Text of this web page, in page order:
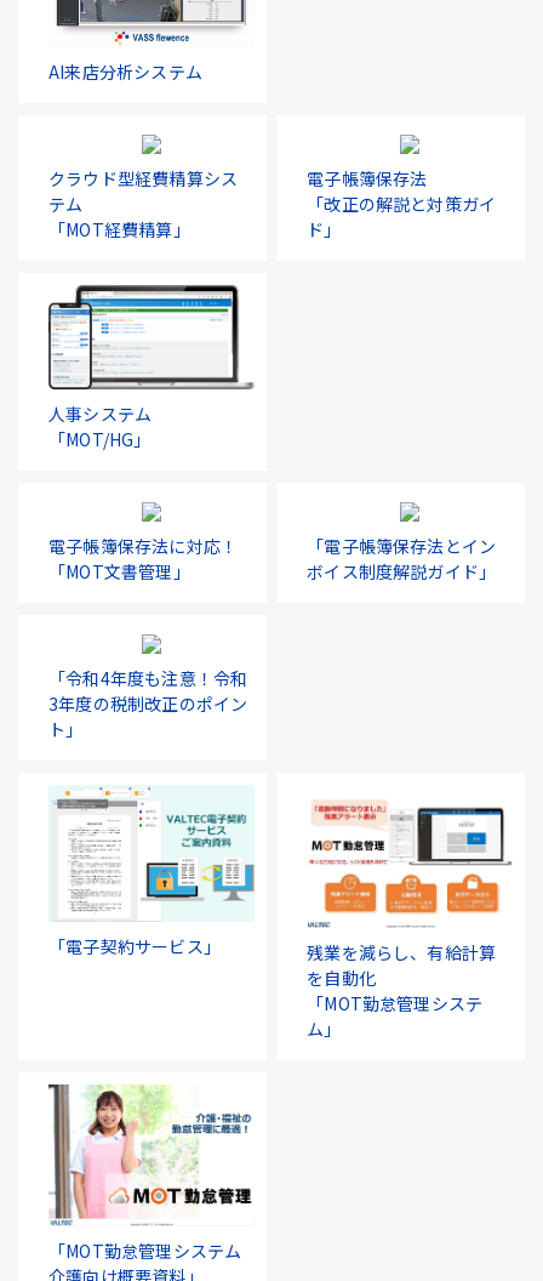
AI来店分析システム
クラウド型経費精算シス
テム
「MOT経費精算」
電子帳簿保存法
「改正の解説と対策ガイ
ド」
人事システム
「MOT/HG」
電子帳簿保存法に対応！
「MOT文書管理」
「電子帳簿保存法とイン
ボイス制度解説ガイド」
「令和4年度も注意！令和
3年度の税制改正のポイン
ト」
「電子契約サービス」
残業を減らし、有給計算
を自動化
「MOT勤怠管理システ
ム」
「MOT勤怠管理システム